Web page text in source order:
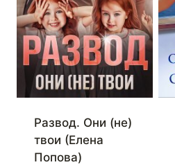
Развод. Они (не)
твои (Елена
Попова)